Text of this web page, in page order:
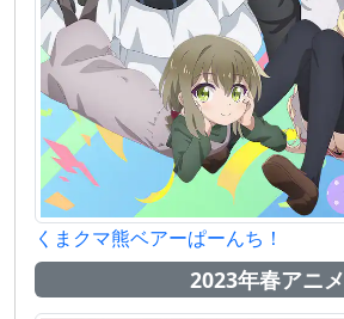
くまクマ熊ベアーぱーんち！
2023年春アニメ